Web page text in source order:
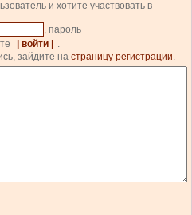
и хотите участвовать в
, пароль
| войти |
.
зайдите на страницу регистрации.